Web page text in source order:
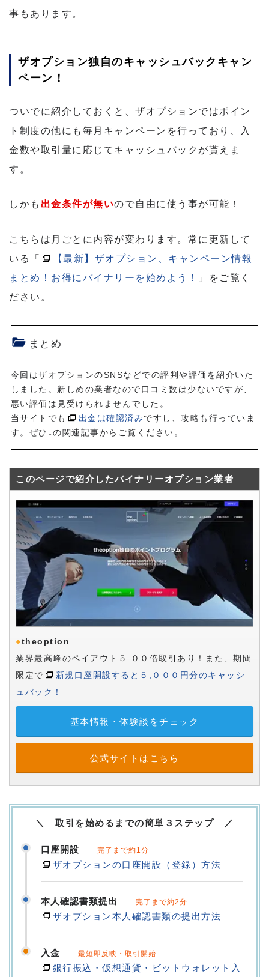
事もあります。
ザオプション独自のキャッシュバックキャン
ペーン！
ついでに紹介しておくと、ザオプションではポイン
ト制度の他にも毎月キャンペーンを行っており、入
金数や取引量に応じてキャッシュバックが貰えま
す。
しかも 出金条件が無いので自由に使う事が可能！
こちらは月ごとに内容が変わります。常に更新して
いる「
【最新】ザオプション、キャンペーン情報
まとめ！お得にバイナリーを始めよう！
」をご覧く
ださい。
まとめ
今回はザオプションのSNSなどでの評判や評価を紹介いた
しました。新しめの業者なので口コミ数は少ないですが、
悪い評価は見受けられませんでした。
当サイトでも
出金は確認済みですし、攻略も行っていま
す。ぜひ↓の関連記事からご覧ください。
このページで紹介したバイナリーオプション業者
●theoption
業界最高峰のペイアウト５.００倍取引あり！また、期間
限定で
新規口座開設すると５,０００円分のキャッシ
ュバック！
基本情報・体験談をチェック
公式サイトはこちら
＼ 取引を始めるまでの簡単３ステップ ／
口座開設 完了まで約1分
ザオプションの口座開設（登録）方法
本人確認書類提出 完了まで約2分
ザオプション本人確認書類の提出方法
入金 最短即反映・取引開始
銀行振込・仮想通貨・ビットウォレット入